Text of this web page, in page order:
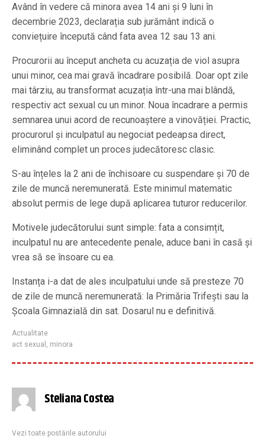
Având în vedere că minora avea 14 ani și 9 luni în
decembrie 2023, declarația sub jurământ indică o
conviețuire începută când fata avea 12 sau 13 ani.
Procurorii au început ancheta cu acuzația de viol asupra
unui minor, cea mai gravă încadrare posibilă. Doar opt zile
mai târziu, au transformat acuzația într-una mai blândă,
respectiv act sexual cu un minor. Noua încadrare a permis
semnarea unui acord de recunoaștere a vinovăției. Practic,
procurorul și inculpatul au negociat pedeapsa direct,
eliminând complet un proces judecătoresc clasic.
S-au înțeles la 2 ani de închisoare cu suspendare și 70 de
zile de muncă neremunerată. Este minimul matematic
absolut permis de lege după aplicarea tuturor reducerilor.
Motivele judecătorului sunt simple: fata a consimțit,
inculpatul nu are antecedente penale, aduce bani în casă și
vrea să se însoare cu ea.
Instanța i-a dat de ales inculpatului unde să presteze 70
de zile de muncă neremunerată: la Primăria Trifești sau la
Școala Gimnazială din sat. Dosarul nu e definitivă.
Actualitate
act sexual , minora
Steliana Costea
Vezi toate postările autorului